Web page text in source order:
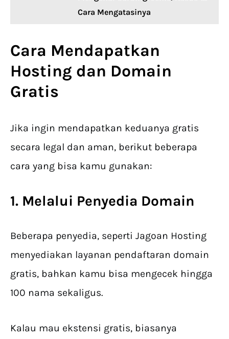
Cara Mengatasinya
Cara Mendapatkan
Hosting dan Domain
Gratis
Jika ingin mendapatkan keduanya gratis
secara legal dan aman, berikut beberapa
cara yang bisa kamu gunakan:
1. Melalui Penyedia Domain
Beberapa penyedia, seperti Jagoan Hosting
menyediakan layanan pendaftaran domain
gratis, bahkan kamu bisa mengecek hingga
100 nama sekaligus.
Kalau mau ekstensi gratis, biasanya